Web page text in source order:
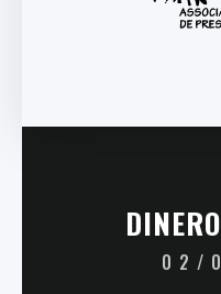
02/